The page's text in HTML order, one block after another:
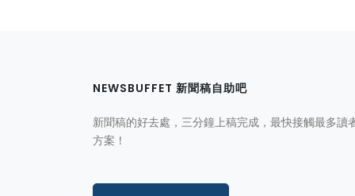
NEWSBUFFET 新聞稿自助吧
新聞稿的好去處，三分鐘上稿完成，最快接觸最多讀
方案！